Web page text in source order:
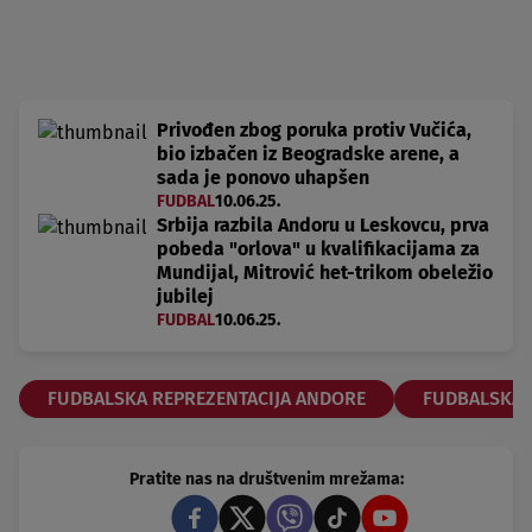
18 Jan-Carlo Simic
Odbrana
Nikola Stulic
Napad
Kosta Nedeljkovic
Odbrana
21 Golman
Vezni red
Privođen zbog poruka protiv Vučića,
bio izbačen iz Beogradske arene, a
sada je ponovo uhapšen
FUDBAL10.06.25.
Srbija razbila Andoru u Leskovcu, prva
pobeda "orlova" u kvalifikacijama za
Mundijal, Mitrović het-trikom obeležio
jubilej
FUDBAL10.06.25.
FUDBALSKA REPREZENTACIJA ANDORE FUDBALSKA
Pratite nas na društvenim mrežama: